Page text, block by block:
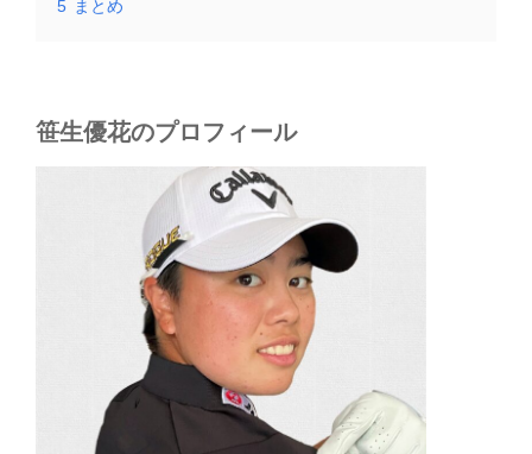
5 まとめ
笹生優花のプロフィール